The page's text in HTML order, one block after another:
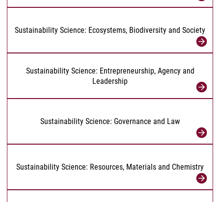
Sustainability Science: Ecosystems, Biodiversity and Society
Sustainability Science: Entrepreneurship, Agency and
Leadership
Sustainability Science: Governance and Law
Sustainability Science: Resources, Materials and Chemistry